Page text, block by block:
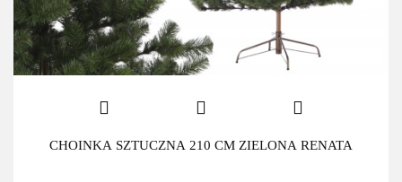
CHOINKA SZTUCZNA 210 CM ZIELONA RENATA